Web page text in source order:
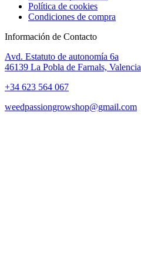
Política de cookies
Condiciones de compra
Información de Contacto
Avd. Estatuto de autonomía 6a
46139 La Pobla de Farnals, Valencia
+34 623 564 067
weedpassiongrowshop@gmail.com